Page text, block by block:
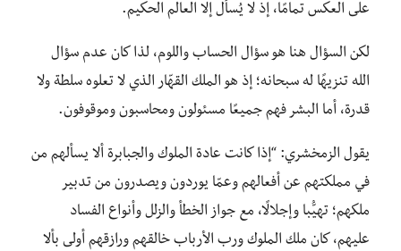
على العكس تمامًا، إذ لا يُسأل إلا العالم الحكيم.
لكن السؤال هنا هو سؤال الحساب واللوم، لذا كان عدم سؤال
الله تنزيهًا له سبحانه؛ إذ هو الملك القهّار الذي لا تعلوه سلطة ولا
قدرة، أما البشر فهم جميعًا مسئولون ومحاسبون وموقوفون.
يقول الزمخشري: “إذا كانت عادة الملوك والجبابرة ألا يسألهم من
في مملكتهم عن أفعالهم وعمّا يوردون ويصدرون من تدبير
ملكهم؛ تهيُّبا وإجلالًا، مع جواز الخطأ والزلل وأنواع الفساد
عليهم، كان ملك الملوك ورب الأرباب خالقهم ورازقهم أولى بألا